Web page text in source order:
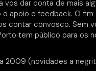
dar conta de mais
apoio e feedback. O
contar convosco. Sem
tem público para os
2009 (novidades a